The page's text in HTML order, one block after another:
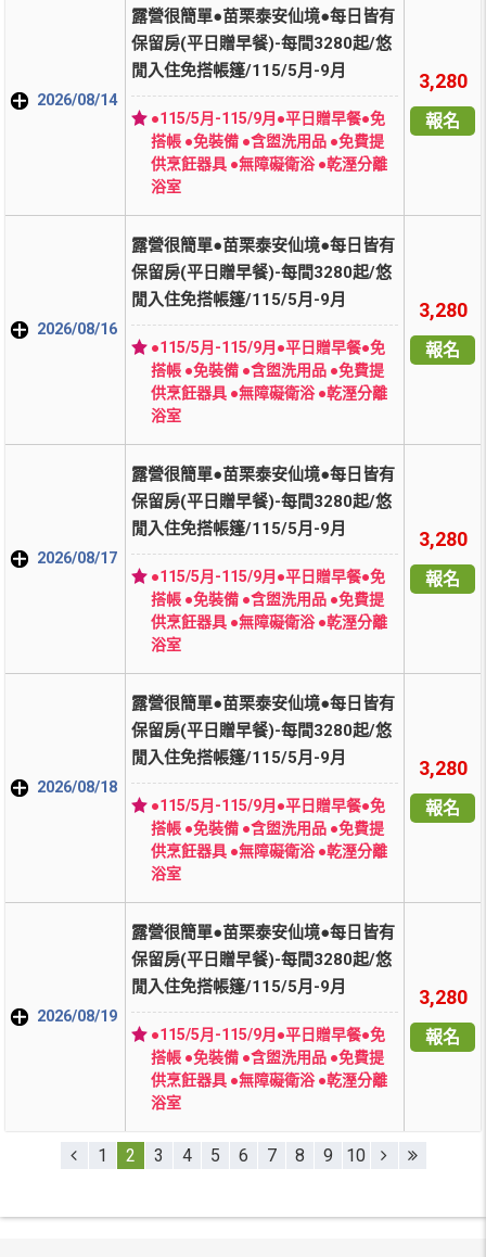
2026/08/14
露營很簡單●苗栗泰安仙境●每日皆有
保留房(平日贈早餐)-每間3280起/悠
閒入住免搭帳篷/115/5月-9月
●115/5月-115/9月●平日贈早餐●免
搭帳 ●免裝備 ●含盥洗用品 ●免費提
供烹飪器具 ●無障礙衛浴 ●乾溼分離
浴室
3,280
報名
2026/08/16
露營很簡單●苗栗泰安仙境●每日皆有
保留房(平日贈早餐)-每間3280起/悠
閒入住免搭帳篷/115/5月-9月
●115/5月-115/9月●平日贈早餐●免
搭帳 ●免裝備 ●含盥洗用品 ●免費提
供烹飪器具 ●無障礙衛浴 ●乾溼分離
浴室
3,280
報名
2026/08/17
露營很簡單●苗栗泰安仙境●每日皆有
保留房(平日贈早餐)-每間3280起/悠
閒入住免搭帳篷/115/5月-9月
●115/5月-115/9月●平日贈早餐●免
搭帳 ●免裝備 ●含盥洗用品 ●免費提
供烹飪器具 ●無障礙衛浴 ●乾溼分離
浴室
3,280
報名
2026/08/18
露營很簡單●苗栗泰安仙境●每日皆有
保留房(平日贈早餐)-每間3280起/悠
閒入住免搭帳篷/115/5月-9月
●115/5月-115/9月●平日贈早餐●免
搭帳 ●免裝備 ●含盥洗用品 ●免費提
供烹飪器具 ●無障礙衛浴 ●乾溼分離
浴室
3,280
報名
2026/08/19
露營很簡單●苗栗泰安仙境●每日皆有
保留房(平日贈早餐)-每間3280起/悠
閒入住免搭帳篷/115/5月-9月
●115/5月-115/9月●平日贈早餐●免
搭帳 ●免裝備 ●含盥洗用品 ●免費提
供烹飪器具 ●無障礙衛浴 ●乾溼分離
浴室
3,280
報名
1 2 3 4 5 6 7 8 9 10